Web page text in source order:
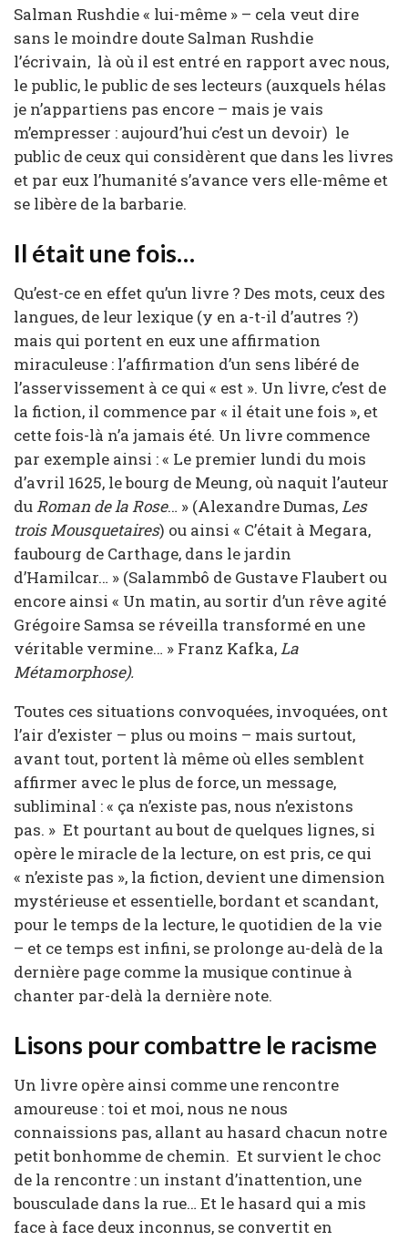
Salman Rushdie « lui-même » – cela veut dire
sans le moindre doute Salman Rushdie
l’écrivain, là où il est entré en rapport avec nous,
le public, le public de ses lecteurs (auxquels hélas
je n’appartiens pas encore – mais je vais
m’empresser : aujourd’hui c’est un devoir) le
public de ceux qui considèrent que dans les livres
et par eux l’humanité s’avance vers elle-même et
se libère de la barbarie.
Il était une fois…
Qu’est-ce en effet qu’un livre ? Des mots, ceux des
langues, de leur lexique (y en a-t-il d’autres ?)
mais qui portent en eux une affirmation
miraculeuse : l’affirmation d’un sens libéré de
l’asservissement à ce qui « est ». Un livre, c’est de
la fiction, il commence par « il était une fois », et
cette fois-là n’a jamais été. Un livre commence
par exemple ainsi : « Le premier lundi du mois
d’avril 1625, le bourg de Meung, où naquit l’auteur
duRoman de la Rose… » (Alexandre Dumas,Les
trois Mousquetaires) ou ainsi « C’était à Megara,
faubourg de Carthage, dans le jardin
d’Hamilcar… » (Salammbô de Gustave Flaubert ou
encore ainsi « Un matin, au sortir d’un rêve agité
Grégoire Samsa se réveilla transformé en une
véritable vermine… » Franz Kafka,La
Métamorphose).
Toutes ces situations convoquées, invoquées, ont
l’air d’exister – plus ou moins – mais surtout,
avant tout, portent là même où elles semblent
affirmer avec le plus de force, un message,
subliminal : « ça n’existe pas, nous n’existons
pas. » Et pourtant au bout de quelques lignes, si
opère le miracle de la lecture, on est pris, ce qui
« n’existe pas », la fiction, devient une dimension
mystérieuse et essentielle, bordant et scandant,
pour le temps de la lecture, le quotidien de la vie
– et ce temps est infini, se prolonge au-delà de la
dernière page comme la musique continue à
chanter par-delà la dernière note.
Lisons pour combattre le racisme
Un livre opère ainsi comme une rencontre
amoureuse : toi et moi, nous ne nous
connaissions pas, allant au hasard chacun notre
petit bonhomme de chemin. Et survient le choc
de la rencontre : un instant d’inattention, une
bousculade dans la rue… Et le hasard qui a mis
face à face deux inconnus, se convertit en